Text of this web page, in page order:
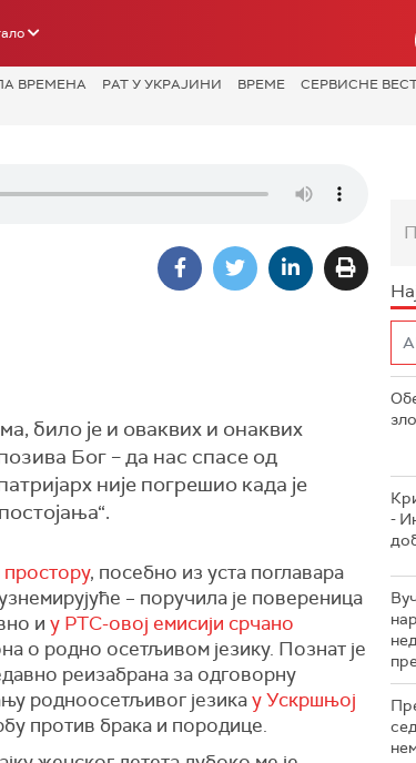
ВРЕМЕНА РАТ У УКРАЈИНИ ВРЕМЕ СЕРВИСНЕ
било је и оваквих и онаквих
Бог – да нас спасе од
није погрешио када је
простору, посебно из уста поглавара
– поручила је повереница
и у РТС-овој емисији срчано
о родно осетљивом језику. Познат је
реизабрана за одговорну
родноосетљивог језикау Ускршњој
против брака и породице.
-